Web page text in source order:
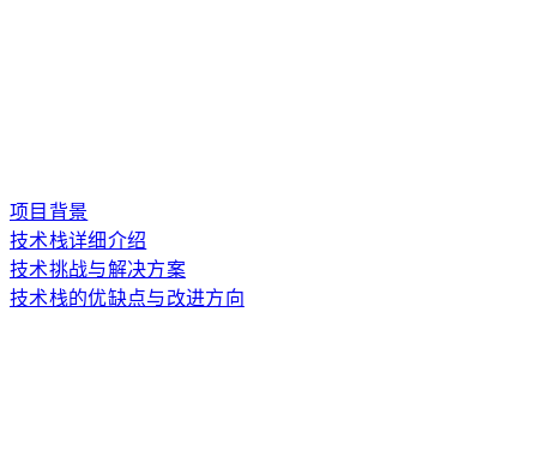
项目背景
技术栈详细介绍
技术挑战与解决方案
技术栈的优缺点与改进方向